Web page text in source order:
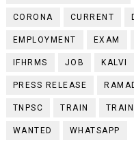
CORONA CURRENT
EMPLOYMENT EXAM
IFHRMS JOB KALVI
PRESS RELEASE
TNPSC TRAIN
WANTED WHATSAPP